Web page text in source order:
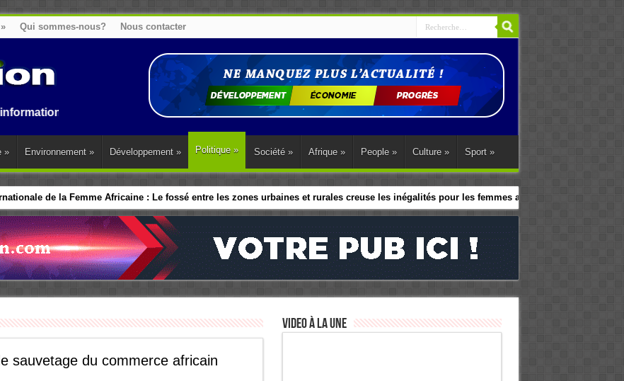
» Qui sommes-nous? Nous contacter
Benin, en Afrique et dans le monde.
» Environnement » Développement » Politique » Société » Afrique » People » Culture » Sport »
de la Femme Africaine : Le fossé entre les zones urbaines et rurales creuse les inégalités pour les femmes africaines
sauvetage du commerce africain
Video à la Une